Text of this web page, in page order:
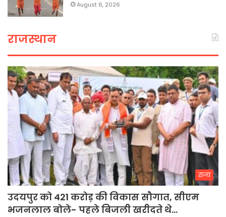
August 6, 2026
राजस्थान
राज्य
उदयपुर को 421 करोड़ की विकास सौगात, सीएम
भजनलाल बोले- पहले बिजली खरीदते थे…